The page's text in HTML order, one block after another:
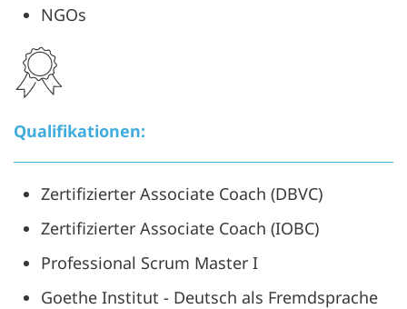
NGOs
Qualifikationen:
Zertifizierter Associate Coach (DBVC)
Zertifizierter Associate Coach (IOBC)
Professional Scrum Master I
Goethe Institut - Deutsch als Fremdsprache